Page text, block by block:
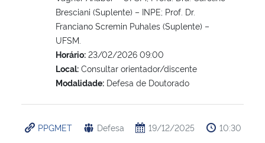
Bresciani (Suplente) – INPE; Prof. Dr.
Franciano Scremin Puhales (Suplente) –
UFSM.
Horário: 23/02/2026 09:00
Local: Consultar orientador/discente
Modalidade: Defesa de Doutorado
PPGMET Defesa 19/12/2025 10:30